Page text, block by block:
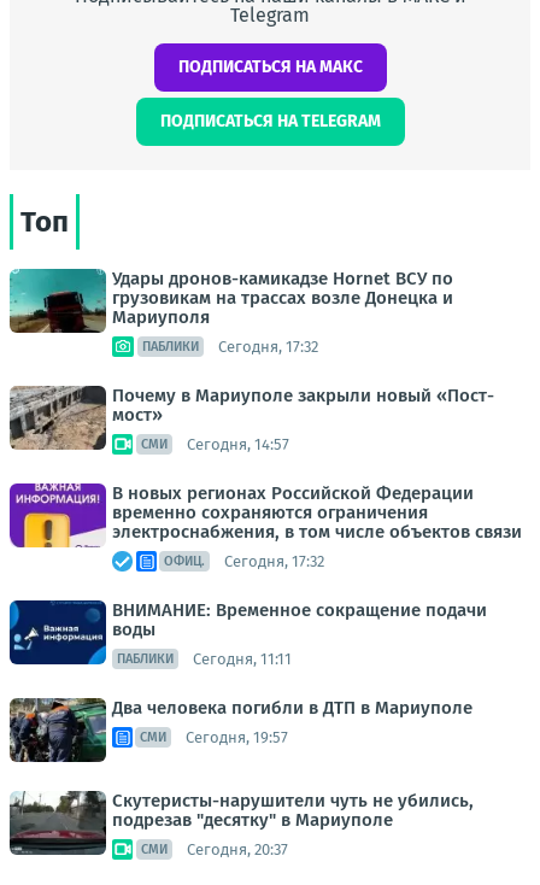
Telegram
ПОДПИСАТЬСЯ НА МАКС
ПОДПИСАТЬСЯ НА TELEGRAM
Топ
Удары дронов-камикадзе Hornet ВСУ по
грузовикам на трассах возле Донецка и
Мариуполя
ПАБЛИКИ Сегодня, 17:32
Почему в Мариуполе закрыли новый «Пост-
мост»
СМИ Сегодня, 14:57
В новых регионах Российской Федерации
временно сохраняются ограничения
электроснабжения, в том числе объектов связи
ОФИЦ. Сегодня, 17:32
ВНИМАНИЕ: Временное сокращение подачи
воды
ПАБЛИКИ Сегодня, 11:11
Два человека погибли в ДТП в Мариуполе
СМИ Сегодня, 19:57
Скутеристы-нарушители чуть не убились,
подрезав "десятку" в Мариуполе
СМИ Сегодня, 20:37